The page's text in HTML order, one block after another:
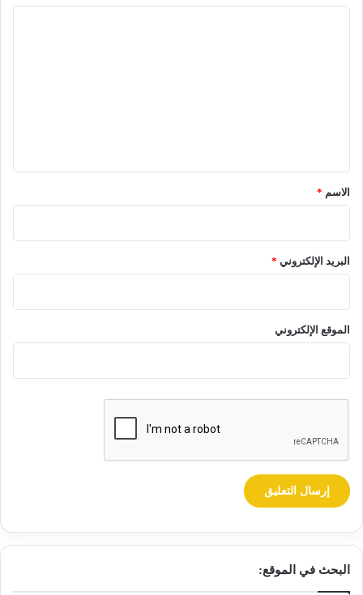
*الاسم *
البريد الإلكتروني *
الموقع الإلكتروني
البحث في الموقع: